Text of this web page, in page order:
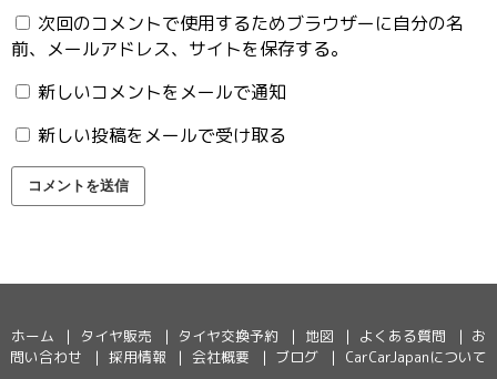
次回のコメントで使用するためブラウザーに自分の名
前、メールアドレス、サイトを保存する。
新しいコメントをメールで通知
新しい投稿をメールで受け取る
ホーム タイヤ販売 タイヤ交換予約 地図 よくある質問
お
問い合わせ
採用情報 会社概要 ブログ CarCarJapanについて